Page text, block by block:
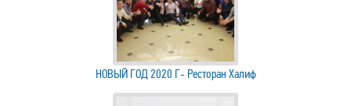
НОВЫЙ ГОД 2020 Г- Ресторан Халиф